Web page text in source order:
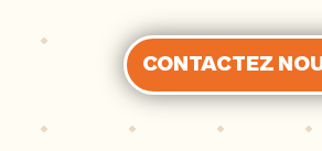
CONTACTEZ